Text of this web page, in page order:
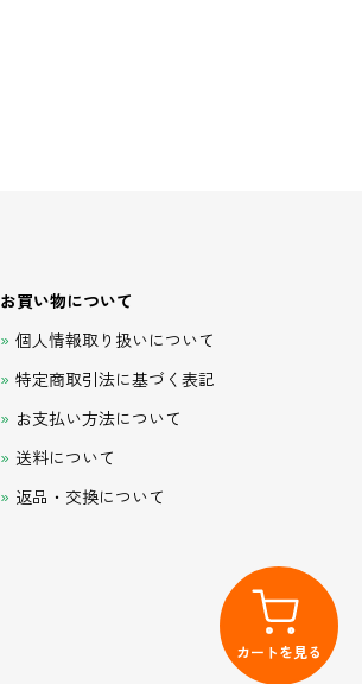
お買い物について
個人情報取り扱いについて
特定商取引法に基づく表記
お支払い方法について
送料について
返品・交換について
カートを見る